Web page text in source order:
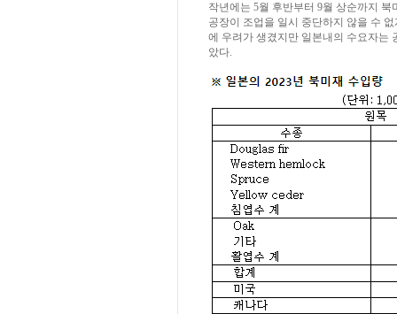
작년에는 5월 후반부터 9월 상순까지
공장이 조업을 일시 중단하지 않을 수
에 우려가 생겼지만 일본내의 수요자는
았다.